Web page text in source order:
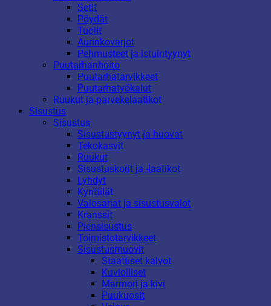
Setit
Pöydät
Tuolit
Aurinkovarjot
Pehmusteet ja istuintyynyt
Puutarhanhoito
Puutarhatarvikkeet
Puutarhatyökalut
Ruukut ja parvekelaatikot
Sisustus
Sisustus
Sisustustyynyt ja huovat
Tekokasvit
Ruukut
Sisustuskorit ja -laatikot
Lyhdyt
Kynttilät
Valosarjat ja sisustusvalot
Kranssit
Piensisustus
Toimistotarvikkeet
Sisustusmuovit
Staattiset kalvot
Kuviolliset
Marmori ja kivi
Puukuosit